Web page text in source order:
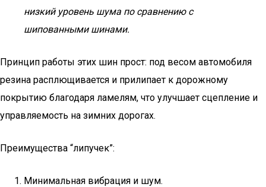
низкий уровень шума по сравнению с
шипованными шинами.
Принцип работы этих шин прост: под весом автомобиля
резина расплющивается и прилипает к дорожному
покрытию благодаря ламелям, что улучшает сцепление и
управляемость на зимних дорогах.
Преимущества “липучек”:
Минимальная вибрация и шум.